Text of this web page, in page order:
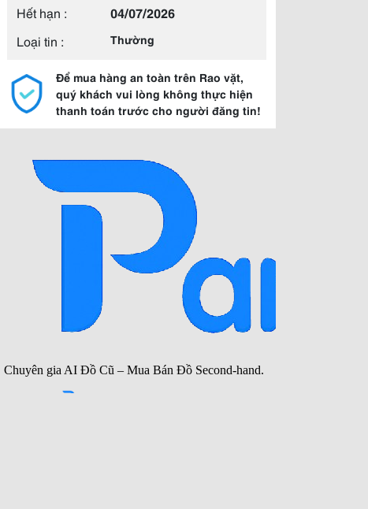
Hết hạn :
04/07/2026
Loại tin :
Thường
Để mua hàng an toàn trên Rao vặt,
quý khách vui lòng không thực hiện
thanh toán trước cho người đăng tin!